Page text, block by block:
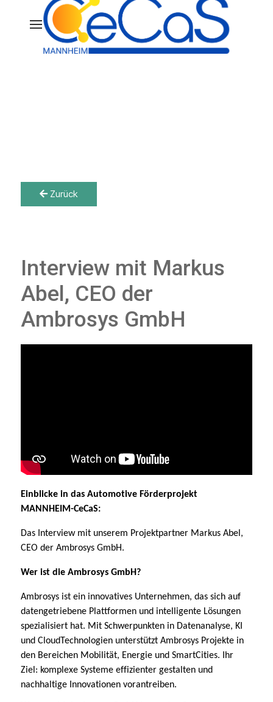
Zurück
Interview mit Markus
Abel, CEO der
Ambrosys GmbH
Einblicke in das Automotive Förderprojekt
MANNHEIM-CeCaS:
Das Interview mit unserem Projektpartner Markus Abel,
CEO der Ambrosys GmbH.
Wer ist die Ambrosys GmbH?
Ambrosys ist ein innovatives Unternehmen, das sich auf
datengetriebene Plattformen und intelligente Lösungen
spezialisiert hat. Mit Schwerpunkten in Datenanalyse, KI
und CloudTechnologien unterstützt Ambrosys Projekte in
den Bereichen Mobilität, Energie und SmartCities. Ihr
Ziel: komplexe Systeme effizienter gestalten und
nachhaltige Innovationen vorantreiben.